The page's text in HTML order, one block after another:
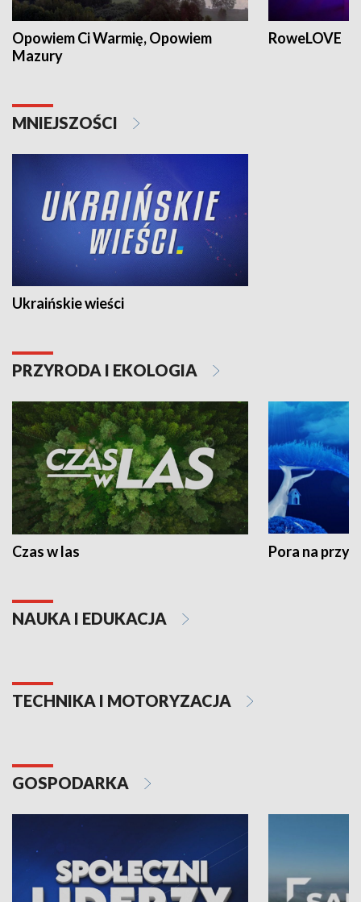
Opowiem Ci Warmię, Opowiem
Mazury
RoweLOVE
MNIEJSZOŚCI
Ukraińskie wieści
PRZYRODA I EKOLOGIA
Czas w las Pora na
NAUKA I EDUKACJA
TECHNIKA I MOTORYZACJA
GOSPODARKA